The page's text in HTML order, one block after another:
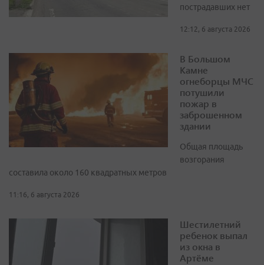
пострадавших нет
12:12, 6 августа 2026
В Большом
Камне
огнеборцы МЧС
потушили
пожар в
заброшенном
здании
Общая площадь
возгорания
составила около 160 квадратных метров
11:16, 6 августа 2026
Шестилетний
ребенок выпал
из окна в
Артёме